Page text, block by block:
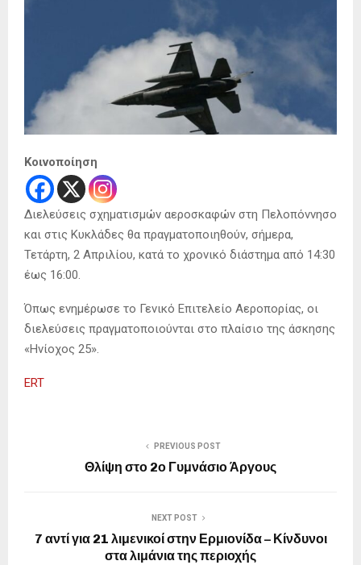
Κοινοποίηση
Διελεύσεις σχηματισμών αεροσκαφών στη Πελοπόννησο
και στις Κυκλάδες θα πραγματοποιηθούν, σήμερα,
Τετάρτη, 2 Απριλίου, κατά το χρονικό διάστημα από 14:30
έως 16:00.
Όπως ενημέρωσε το Γενικό Επιτελείο Αεροπορίας, οι
διελεύσεις πραγματοποιούνται στο πλαίσιο της άσκησης
«Ηνίοχος 25».
ERT
PREVIOUS POST
Θλίψη στο 2ο Γυμνάσιο Άργους
NEXT POST
7 αντί για 21 λιμενικοί στην Ερμιονίδα – Κίνδυνοι
στα λιμάνια της περιοχής